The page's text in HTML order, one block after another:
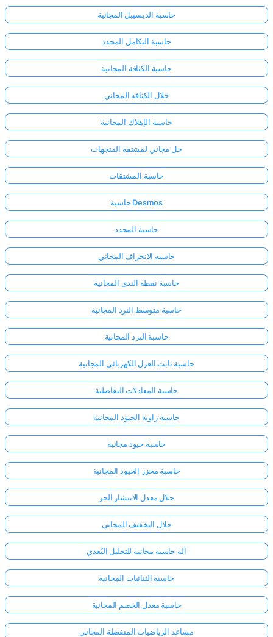
حاسبة الديسيبل المجانية
حاسبة التكامل المحدد
حاسبة الكثافة المجانية
حلال الكثافة المجاني
حاسبة الإهلاك المجانية
حل مجاني لمشتقة المتجهات
حاسبة المشتقات
حاسبة Desmos
حاسبة المحدد
حاسبة الانحراف المجاني
حاسبة نقطة الندى المجانية
حاسبة متوسط النرد المجانية
حاسبة النرد المجانية
حاسبة ثابت العزل الكهربائي المجانية
حاسبة المعادلات التفاضلية
حاسبة زاوية الحيود المجانية
حاسبة حيود مجانية
حاسبة محزز الحيود المجانية
حلال معدل الانتشار الحر
حلال التخفيف المجاني
آلة حاسبة مجانية للتحليل البُعدي
حاسبة الثنائيات المجانية
حاسبة معدل الخصم المجانية
مساعد الرياضيات المنفصلة المجاني